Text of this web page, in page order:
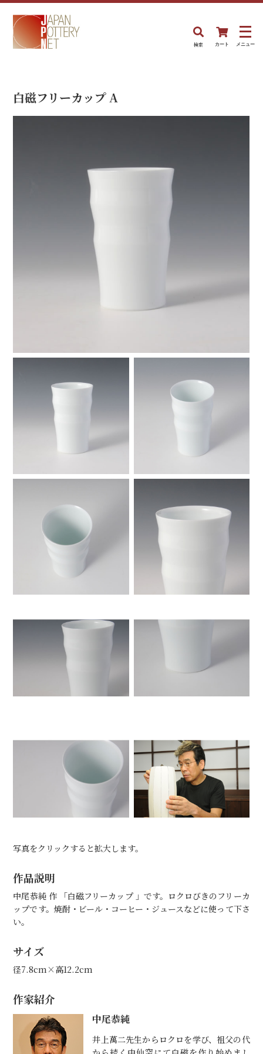
検索 カート メニュー
白磁フリーカップ A
写真をクリックすると拡大します。
作品説明
中尾恭純 作 「白磁フリーカップ 」です。ロクロびきのフリーカ
ップです。焼酎・ビール・コーヒー・ジュースなどに使って下さ
い。
サイズ
径7.8cm×高12.2cm
作家紹介
中尾恭純
井上萬二先生からロクロを学び、祖父の代